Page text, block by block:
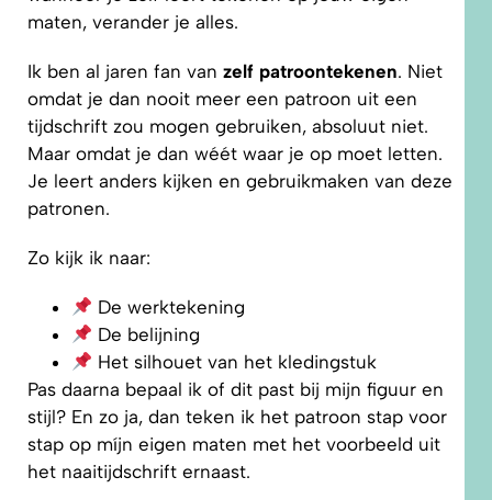
maten, verander je alles.
Ik ben al jaren fan van zelf patroontekenen. Niet
omdat je dan nooit meer een patroon uit een
tijdschrift zou mogen gebruiken, absoluut niet.
Maar omdat je dan wéét waar je op moet letten.
Je leert anders kijken en gebruikmaken van deze
patronen.
Zo kijk ik naar:
De werktekening
De belijning
Het silhouet van het kledingstuk
Pas daarna bepaal ik of dit past bij mijn figuur en
stijl? En zo ja, dan teken ik het patroon stap voor
stap op míjn eigen maten met het voorbeeld uit
het naaitijdschrift ernaast.